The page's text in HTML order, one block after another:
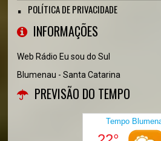
POLÍTICA DE PRIVACIDADE
INFORMAÇÕES
Web Rádio Eu sou do Sul
Blumenau - Santa Catarina
PREVISÃO DO TEMPO